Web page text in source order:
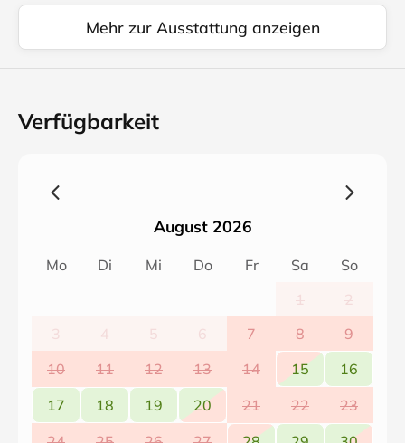
Mehr zur Ausstattung anzeigen
Verfügbarkeit
August 2026
Mo Di Mi Do Fr Sa
So
1
2
3
4 5 6 7 8
9
10
11 12 13 14 15
16
17
18 19 20 21 22
23